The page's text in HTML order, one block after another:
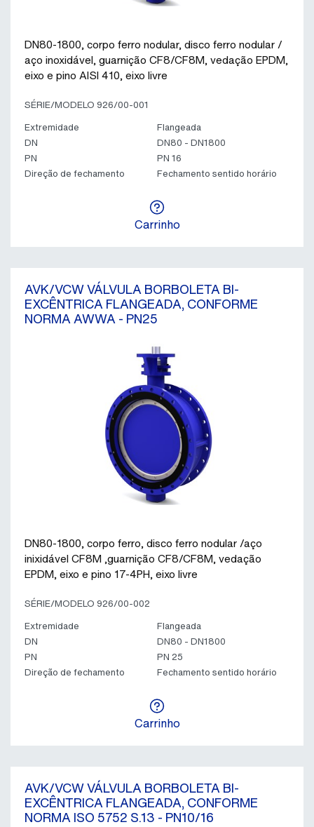
DN80-1800, corpo ferro nodular, disco ferro nodular /
aço inoxidável, guarnição CF8/CF8M, vedação EPDM,
eixo e pino AISI 410, eixo livre
SÉRIE/MODELO 926/00-001
Extremidade
Flangeada
DN
DN80 - DN1800
PN
PN 16
Direção de fechamento
Fechamento sentido horário
Carrinho
AVK/VCW VÁLVULA BORBOLETA BI-
EXCÊNTRICA FLANGEADA, CONFORME
NORMA AWWA - PN25
DN80-1800, corpo ferro, disco ferro nodular /aço
inixidável CF8M ,guarnição CF8/CF8M, vedação
EPDM, eixo e pino 17-4PH, eixo livre
SÉRIE/MODELO 926/00-002
Extremidade
Flangeada
DN
DN80 - DN1800
PN
PN 25
Direção de fechamento
Fechamento sentido horário
Carrinho
AVK/VCW VÁLVULA BORBOLETA BI-
EXCÊNTRICA FLANGEADA, CONFORME
NORMA ISO 5752 S.13 - PN10/16